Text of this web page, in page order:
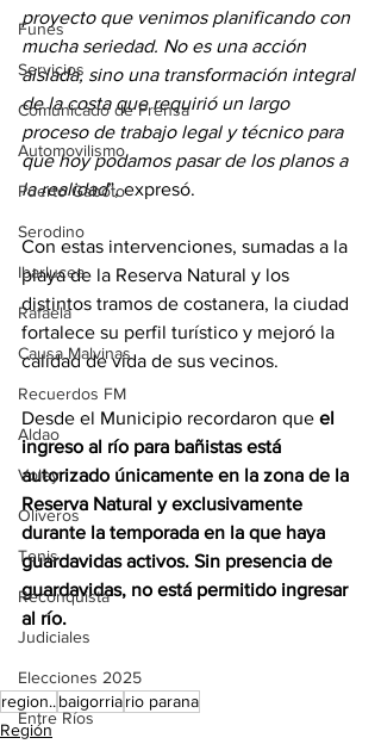
Funes
Servicios
Comunicado de Prensa
Automovilismo
Puerto Gaboto
Serodino
Ibarlucea
Rafaela
Causa Malvinas
Recuerdos FM
Aldao
Voley
Oliveros
Tenis
Reconquista
Judiciales
Elecciones 2025
Entre Ríos
proyecto que venimos planificando con
mucha seriedad. No es una acción
aislada, sino una transformación integral
de la costa que requirió un largo
proceso de trabajo legal y técnico para
que hoy podamos pasar de los planos a
la realidad”, expresó.
Con estas intervenciones, sumadas a la
playa de la Reserva Natural y los
distintos tramos de costanera, la ciudad
fortalece su perfil turístico y mejoró la
calidad de vida de sus vecinos.
Desde el Municipio recordaron que el
ingreso al río para bañistas está
autorizado únicamente en la zona de la
Reserva Natural y exclusivamente
durante la temporada en la que haya
guardavidas activos. Sin presencia de
guardavidas, no está permitido ingresar
al río.
region.. baigorriario parana
Región